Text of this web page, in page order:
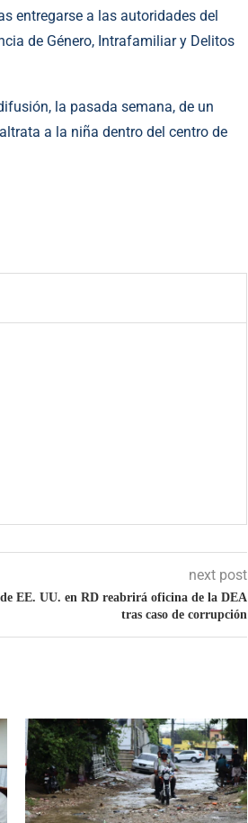
entregarse a las autoridades del
de Género, Intrafamiliar y Delitos
la pasada semana, de un
a la niña dentro del centro de
next post
EE. UU. en RD reabrirá oficina de la DEA
tras caso de corrupción